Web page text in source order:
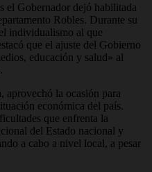
el Gobernador dejó habilitada
Robles. Durante su
individualismo al que
que el ajuste del Gobierno
educación y salud» al
, aprovechó la ocasión para
económica del país.
que enfrenta la
del Estado nacional y
a cabo a nivel local, a pesar